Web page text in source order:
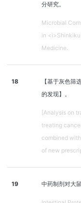
分研究。
Microbial
in
Medicine.
18
【基于灰色筛
的发现】。
[Analysis on
treating
combined
of new
19 中药制剂对大